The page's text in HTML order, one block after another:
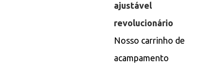
ajustável
revolucionário
Nosso carrinho de
acampamento